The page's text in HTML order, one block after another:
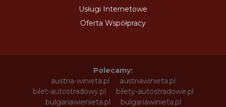
Usługi Internetowe
Oferta Współpracy
Polecamy:
austria-winieta.pl
austriawinieta.pl
bilet-autostradowy.pl
bilety-autostradowe.pl
bulgariawienieta.pl
bulgariawinieta.pl